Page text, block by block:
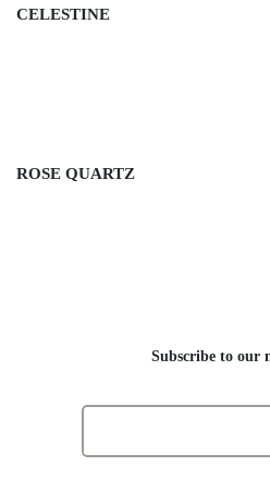
CELESTINE
ROSE QUARTZ
Subscribe to our